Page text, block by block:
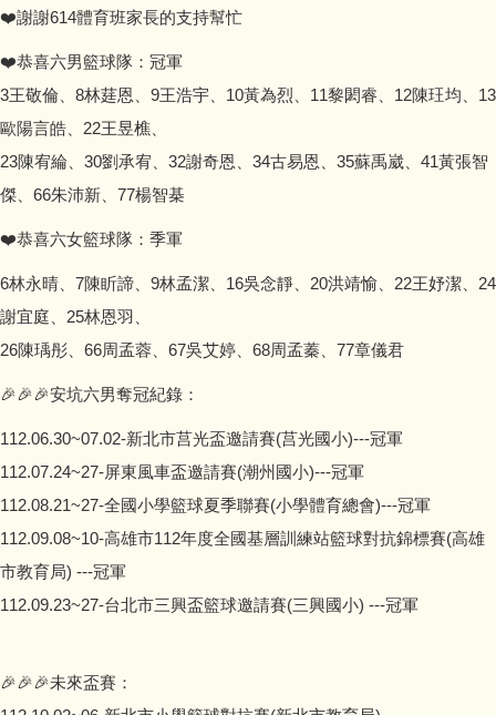
❤️謝謝614體育班家長的支持幫忙
❤️恭喜六男籃球隊：冠軍
3王敬倫、8林莛恩、9王浩宇、10黃為烈、11黎閎睿、12陳玨均、13
歐陽言皓、22王昱樵、
23陳宥綸、30劉承宥、32謝奇恩、34古易恩、35蘇禹崴、41黃張智
傑、66朱沛新、77楊智棊
❤️恭喜六女籃球隊：季軍
6林永晴、7陳盺諦、9林孟潔、16吳念靜、20洪靖愉、22王妤潔、24
謝宜庭、25林恩羽、
26陳瑀彤、66周孟蓉、67吳艾婷、68周孟蓁、77章儀君
🎉🎉🎉安坑六男奪冠紀錄：
112.06.30~07.02-新北市莒光盃邀請賽(莒光國小)---冠軍
112.07.24~27-屏東風車盃邀請賽(潮州國小)---冠軍
112.08.21~27-全國小學籃球夏季聯賽(小學體育總會)---冠軍
112.09.08~10-高雄市112年度全國基層訓練站籃球對抗錦標賽(高雄
市教育局) ---冠軍
112.09.23~27-台北市三興盃籃球邀請賽(三興國小) ---冠軍
🎉🎉🎉未來盃賽：